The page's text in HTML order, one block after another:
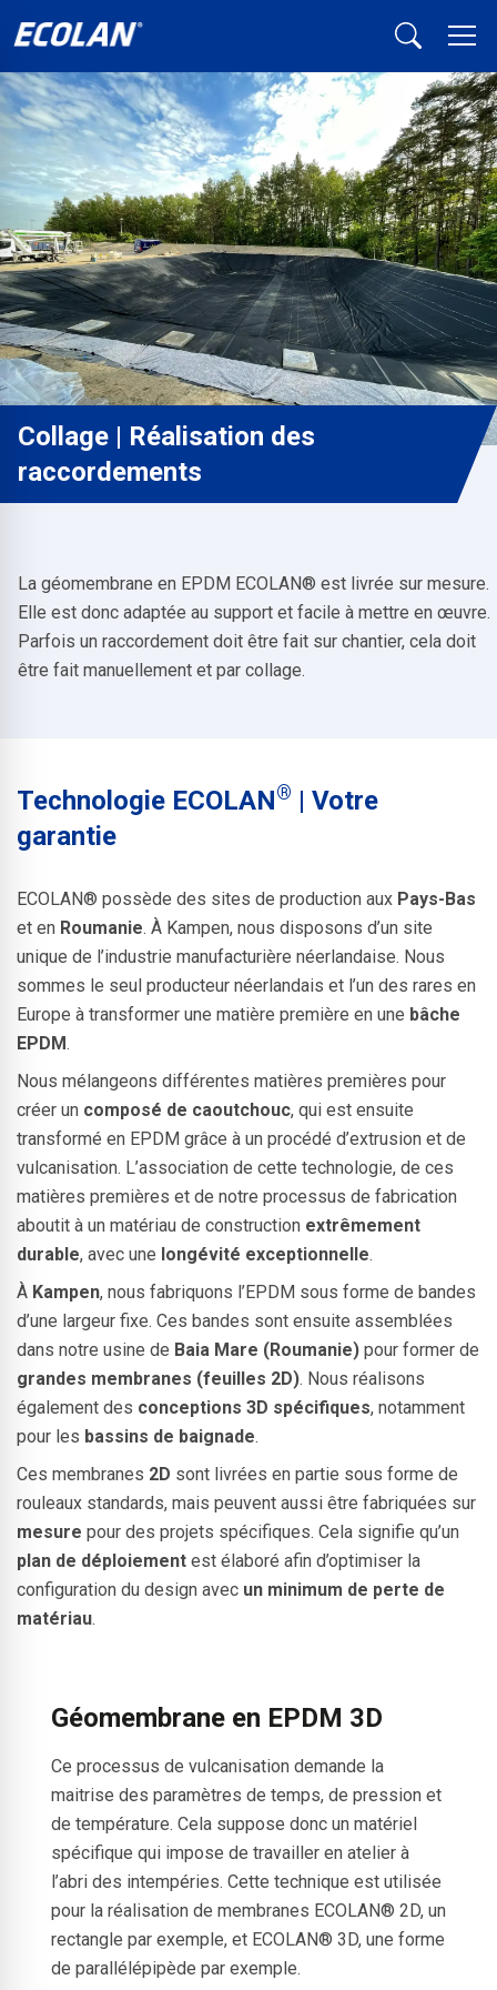
La géomembrane en EPDM ECOLAN® est livrée sur mesure.
Elle est donc adaptée au support et facile à mettre en œuvre.
Parfois un raccordement doit être fait sur chantier, cela doit
être fait manuellement et par collage.
Collage | Réalisation des
raccordements
Technologie ECOLAN® | Votre
garantie
ECOLAN® possède des sites de production aux Pays-Bas
et en Roumanie. À Kampen, nous disposons d’un site
unique de l’industrie manufacturière néerlandaise. Nous
sommes le seul producteur néerlandais et l’un des rares en
Europe à transformer une matière première en une bâche
EPDM.
Nous mélangeons différentes matières premières pour
créer un composé de caoutchouc, qui est ensuite
transformé en EPDM grâce à un procédé d’extrusion et de
vulcanisation. L’association de cette technologie, de ces
matières premières et de notre processus de fabrication
aboutit à un matériau de construction extrêmement
durable, avec une longévité exceptionnelle.
À Kampen, nous fabriquons l’EPDM sous forme de bandes
d’une largeur fixe. Ces bandes sont ensuite assemblées
dans notre usine de Baia Mare (Roumanie) pour former de
grandes membranes (feuilles 2D). Nous réalisons
également des conceptions 3D spécifiques, notamment
pour les bassins de baignade.
Ces membranes 2D sont livrées en partie sous forme de
rouleaux standards, mais peuvent aussi être fabriquées sur
mesure pour des projets spécifiques. Cela signifie qu’un
plan de déploiement est élaboré afin d’optimiser la
configuration du design avec un minimum de perte de
matériau.
Géomembrane en EPDM 3D
Ce processus de vulcanisation demande la
maitrise des paramètres de temps, de pression et
de température. Cela suppose donc un matériel
spécifique qui impose de travailler en atelier à
l’abri des intempéries. Cette technique est utilisée
pour la réalisation de membranes ECOLAN® 2D, un
rectangle par exemple, et ECOLAN® 3D, une forme
de parallélépipède par exemple.